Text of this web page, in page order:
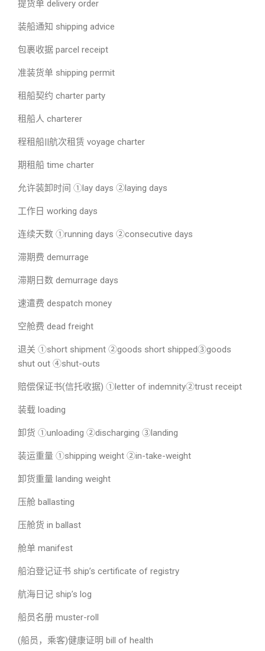
提货单 delivery order
装船通知 shipping advice
包裹收据 parcel receipt
准装货单 shipping permit
租船契约 charter party
租船人 charterer
程租船||航次租赁 voyage charter
期租船 time charter
允许装卸时间 ①lay days ②laying days
工作日 working days
连续天数 ①running days ②consecutive days
滞期费 demurrage
滞期日数 demurrage days
速遣费 despatch money
空舱费 dead freight
退关 ①short shipment ②goods short shipped③goods
shut out ④shut-outs
赔偿保证书(信托收据) ①letter of indemnity②trust receipt
装载 loading
卸货 ①unloading ②discharging ③landing
装运重量 ①shipping weight ②in-take-weight
卸货重量 landing weight
压舱 ballasting
压舱货 in ballast
舱单 manifest
船泊登记证书 ship’s certificate of registry
航海日记 ship’s log
船员名册 muster-roll
(船员，乘客)健康证明 bill of health